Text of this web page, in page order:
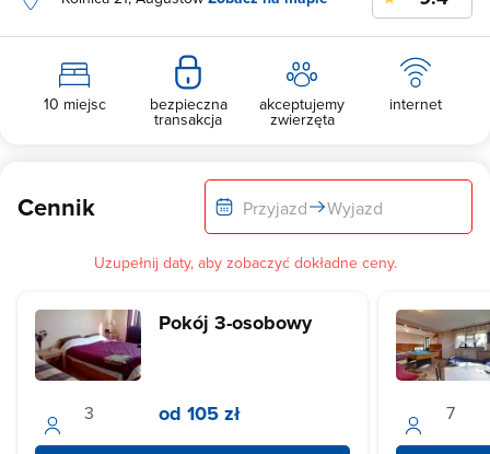
10 miejsc bezpieczna
transakcja
akceptujemy
zwierzęta
internet
Cennik Przyjazd Wyjazd
Uzupełnij daty, aby zobaczyć dokładne ceny.
Pokój 3-osobowy
od 105 zł